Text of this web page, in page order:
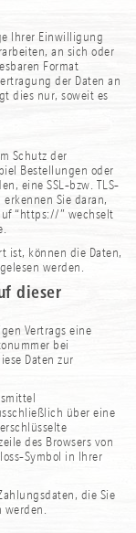
Ihrer Einwilligung
an sich oder
Format
der Daten an
dies nur, soweit es
Schutz der
Bestellungen oder
eine SSL-bzw. TLS-
Sie daran,
“https://” wechselt
ist, können die Daten,
werden.
dieser
Vertrags eine
bei
Daten zur
über eine
des Browsers von
Symbol in Ihrer
die Sie
werden.